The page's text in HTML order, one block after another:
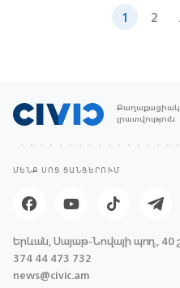
1 2
լրատվություն
ՄԵՆՔ ՍՈՑ ՑԱՆՑԵՐՈՒՄ
Երևան, Սայաթ-Նովայի պող., 40
374 44 473 732
news@civic.am